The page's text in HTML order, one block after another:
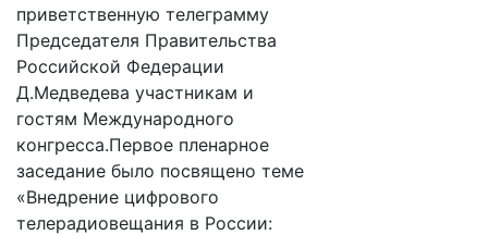
приветственную телеграмму
Председателя Правительства
Российской Федерации
Д.Медведева участникам и
гостям Международного
конгресса.Первое пленарное
заседание было посвящено теме
«Внедрение цифрового
телерадиовещания в России: